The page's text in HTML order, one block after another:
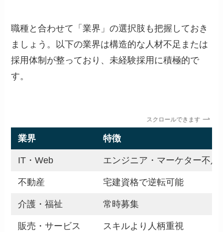
職種と合わせて「業界」の選択肢も把握しておき
ましょう。以下の業界は構造的な人材不足または
採用体制が整っており、未経験採用に積極的で
す。
スクロールできます
業界 特徴
IT・Web エンジニア・マーケター不足
不動産 宅建資格で逆転可能
介護・福祉 常時募集
販売・サービス スキルより人柄重視